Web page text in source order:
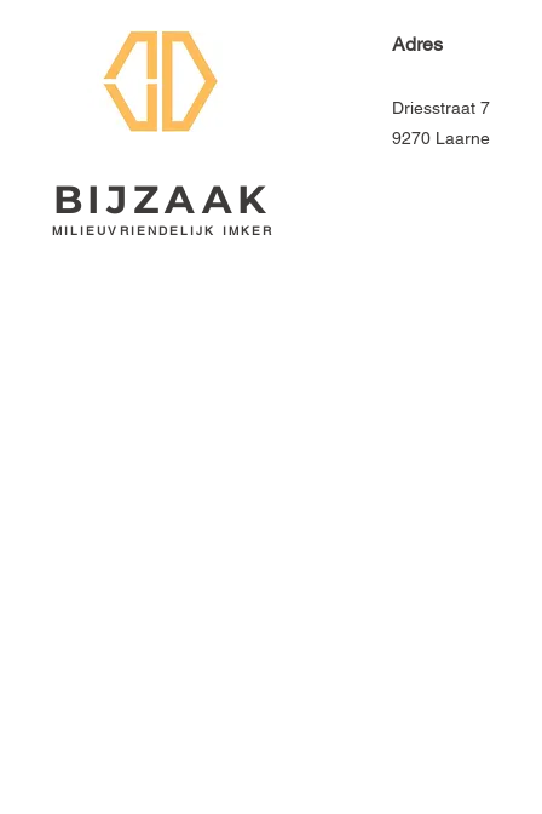
Adres
Driesstraat 7
9270 Laarne
BIJZAAK
MILIEUVRIENDELIJK IMKER